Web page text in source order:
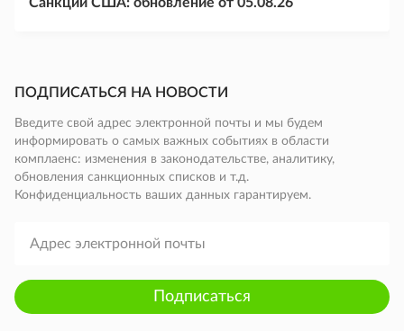
ПОДПИСАТЬСЯ НА НОВОСТИ
Введите свой адрес электронной почты и мы будем
информировать о самых важных событиях в области
комплаенс: изменения в законодательстве, аналитику,
обновления санкционных списков и т.д.
Конфиденциальность ваших данных гарантируем.
Подписаться